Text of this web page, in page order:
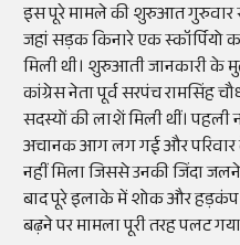
इस पूरे मामले की शुरुआत गुरुवार
जहां सड़क किनारे एक स्कॉर्पियो
मिली थी। शुरुआती जानकारी के
कांग्रेस नेता पूर्व सरपंच रामसिंह
सदस्यों की लाशें मिली थीं। पहली
अचानक आग लग गई और परिवार
नहीं मिला जिससे उनकी जिंदा
बाद पूरे इलाके में शोक और
बढ़ने पर मामला पूरी तरह पलट